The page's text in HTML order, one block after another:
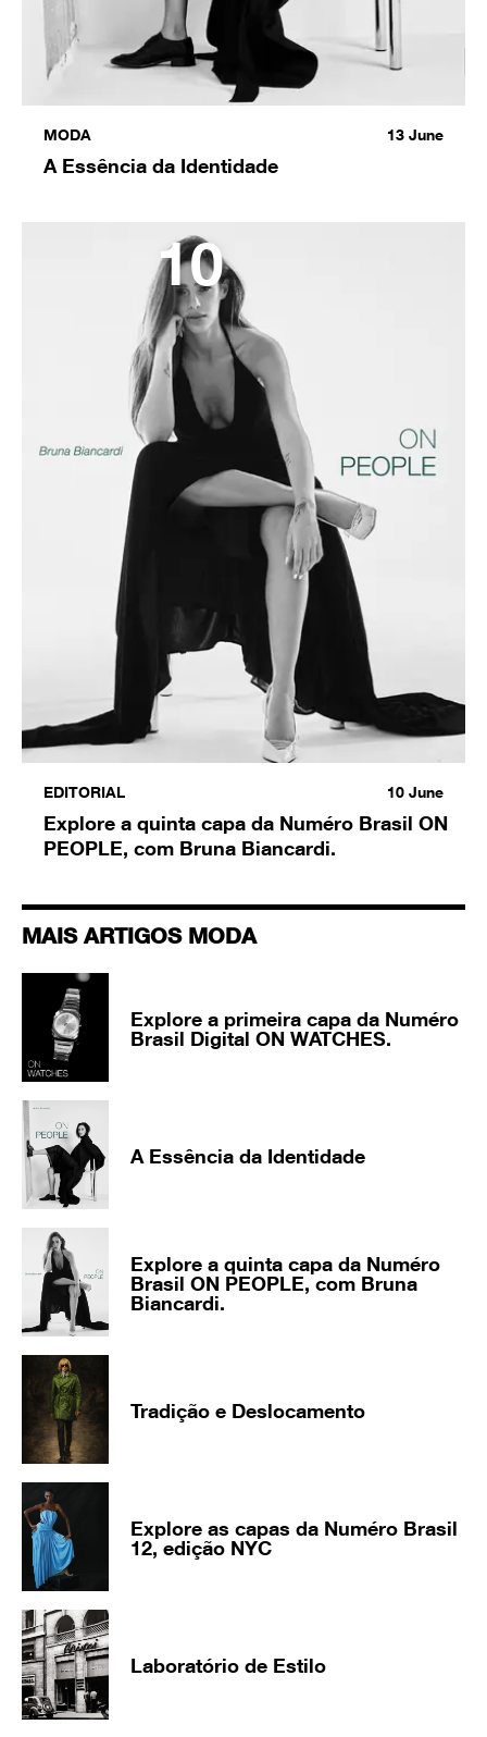
MODA
A Essência da Identidade
13 June
10
EDITORIAL
Explore a quinta capa da Numéro Brasil ON
PEOPLE, com Bruna Biancardi.
10 June
MAIS ARTIGOS MODA
Explore a primeira capa da Numéro
Brasil Digital ON WATCHES.
A Essência da Identidade
Explore a quinta capa da Numéro
Brasil ON PEOPLE, com Bruna
Biancardi.
Tradição e Deslocamento
Explore as capas da Numéro Brasil
12, edição NYC
Laboratório de Estilo